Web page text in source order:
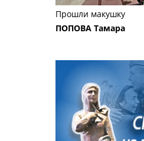
Прошли макушку
ПОПОВА Тамара